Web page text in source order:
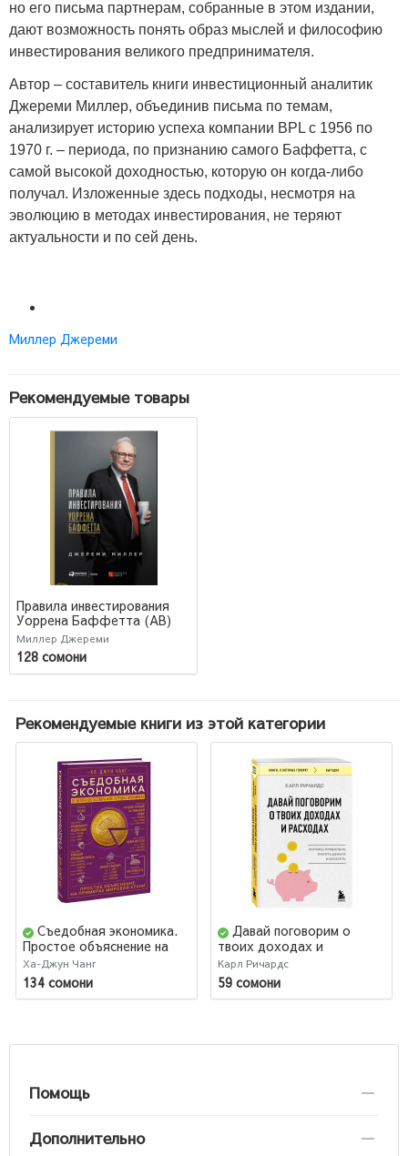
но его письма партнерам, собранные в этом издании,
дают возможность понять образ мыслей и философию
инвестирования великого предпринимателя.
Автор – составитель книги инвестиционный аналитик
Джереми Миллер, объединив письма по темам,
анализирует историю успеха компании BPL с 1956 по
1970 г. – периода, по признанию самого Баффетта, с
самой высокой доходностью, которую он когда-либо
получал. Изложенные здесь подходы, несмотря на
эволюцию в методах инвестирования, не теряют
актуальности и по сей день.
Миллер Джереми
Рекомендуемые товары
Правила инвестирования
Уоррена Баффетта (AB)
Миллер Джереми
128 сомони
Рекомендуемые книги из этой категории
Съедобная экономика.
Простое объяснение на
примерах мировой кухни
Ха-Джун Чанг
134 сомони
Давай поговорим о
твоих доходах и
расходах
Карл Ричардс
59 сомони
Помощь
Дополнительно